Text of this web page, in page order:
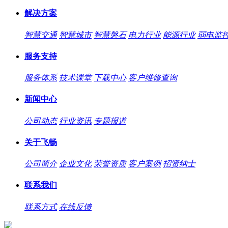
解决方案
智慧交通 智慧城市 智慧磐石 电力行业 能源行业 弱电监
服务支持
服务体系 技术课堂 下载中心 客户维修查询
新闻中心
公司动态 行业资讯 专题报道
关于飞畅
公司简介 企业文化 荣誉资质 客户案例 招贤纳士
联系我们
联系方式 在线反馈